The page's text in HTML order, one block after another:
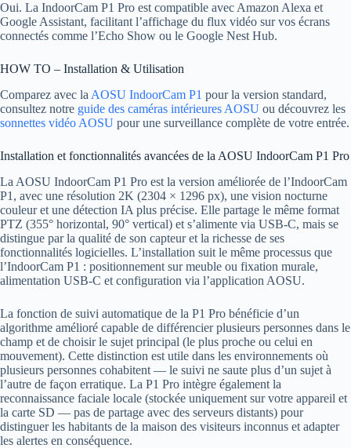
Oui. La IndoorCam P1 Pro est compatible avec Amazon Alexa et
Google Assistant, facilitant l’affichage du flux vidéo sur vos écrans
connectés comme l’Echo Show ou le Google Nest Hub.
HOW TO – Installation & Utilisation
Comparez avec la AOSU IndoorCam P1 pour la version standard,
consultez notre guide des caméras intérieures AOSU ou découvrez les
sonnettes vidéo AOSU pour une surveillance complète de votre entrée.
Installation et fonctionnalités avancées de la AOSU IndoorCam P1 Pro
La AOSU IndoorCam P1 Pro est la version améliorée de l’IndoorCam
P1, avec une résolution 2K (2304 × 1296 px), une vision nocturne
couleur et une détection IA plus précise. Elle partage le même format
PTZ (355° horizontal, 90° vertical) et s’alimente via USB-C, mais se
distingue par la qualité de son capteur et la richesse de ses
fonctionnalités logicielles. L’installation suit le même processus que
l’IndoorCam P1 : positionnement sur meuble ou fixation murale,
alimentation USB-C et configuration via l’application AOSU.
La fonction de suivi automatique de la P1 Pro bénéficie d’un
algorithme amélioré capable de différencier plusieurs personnes dans le
champ et de choisir le sujet principal (le plus proche ou celui en
mouvement). Cette distinction est utile dans les environnements où
plusieurs personnes cohabitent — le suivi ne saute plus d’un sujet à
l’autre de façon erratique. La P1 Pro intègre également la
reconnaissance faciale locale (stockée uniquement sur votre appareil et
la carte SD — pas de partage avec des serveurs distants) pour
distinguer les habitants de la maison des visiteurs inconnus et adapter
les alertes en conséquence.